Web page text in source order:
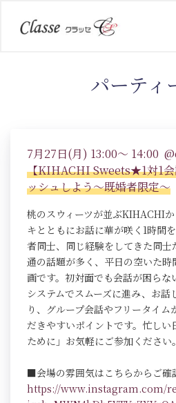
パーティ
7月27日(月) 13:00～ 14:00
【KIHACHI Sweets★1対1会
ッシュしよう～既婚者限定～
桃のスウィーツが並ぶKIHACHI
キとともにお話に華が咲く1時間
者同士、同じ経験をしてきた同
通の話題が多く、平日の空いた
画です。初対面でも会話が困ら
システムでスムーズに進み、お話
り、グループ会話やフリータイ
だきやすいポイントです。忙しい
ために」お気軽にご参加ください。
■会場の雰囲気はこちらからご確
https://www.instagram.com/